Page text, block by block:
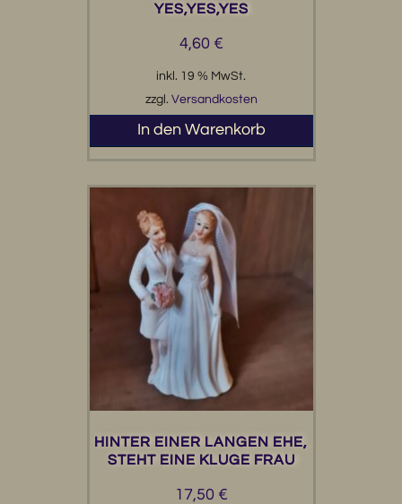
YES,YES,YES
4,60 €
inkl. 19 % MwSt.
zzgl. Versandkosten
In den Warenkorb
HINTER EINER LANGEN EHE,
STEHT EINE KLUGE FRAU
17,50 €